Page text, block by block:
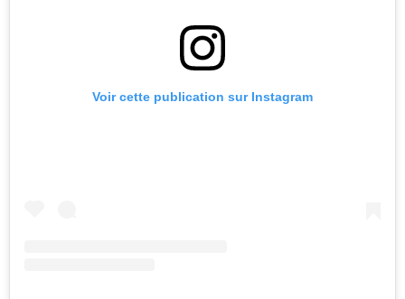
Voir cette publication sur Instagram